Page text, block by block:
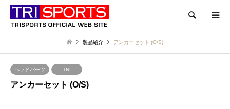
検索
製品紹介 アンカーセット (O/S)
ヘッドパーツ TNI
アンカーセット (O/S)